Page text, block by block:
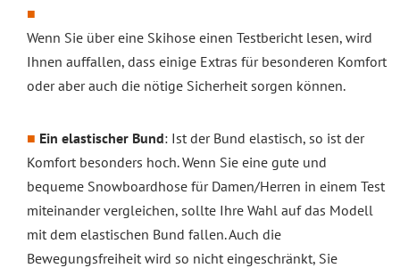
Wenn Sie über eine Skihose einen Testbericht lesen, wird
Ihnen auffallen, dass einige Extras für besonderen Komfort
oder aber auch die nötige Sicherheit sorgen können.
Ein elastischer Bund: Ist der Bund elastisch, so ist der
Komfort besonders hoch. Wenn Sie eine gute und
bequeme Snowboardhose für Damen/Herren in einem Test
miteinander vergleichen, sollte Ihre Wahl auf das Modell
mit dem elastischen Bund fallen. Auch die
Bewegungsfreiheit wird so nicht eingeschränkt, Sie